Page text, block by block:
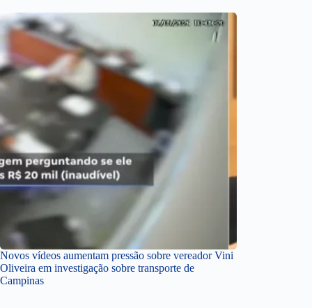
Novos vídeos aumentam pressão sobre vereador Vini
Oliveira em investigação sobre transporte de
Campinas